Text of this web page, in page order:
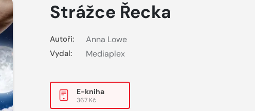
Strážce Řecka
Autoři: Anna Lowe
Vydal: Mediaplex
E-kniha
367 Kč